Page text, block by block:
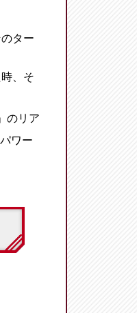
ター
、そ
のリア
ワー